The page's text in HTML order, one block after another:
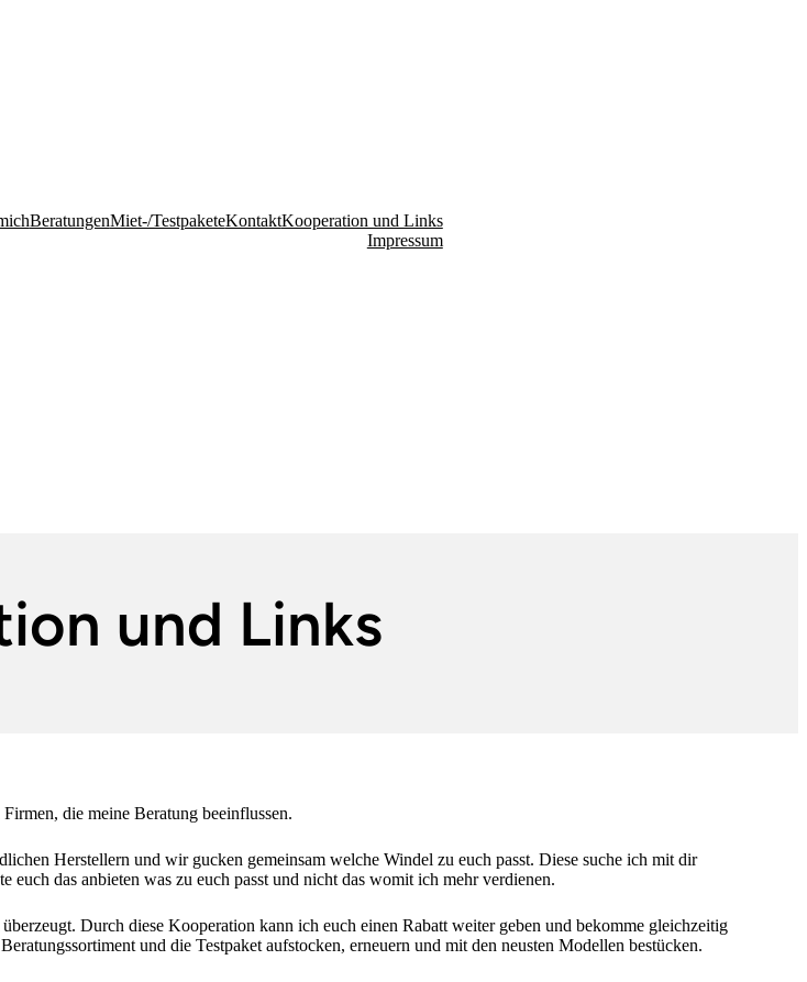
BeratungenMiet-/TestpaketeKontaktKooperation und Links
Impressum
und Links
die meine Beratung beeinflussen.
Herstellern und wir gucken gemeinsam welche Windel zu euch passt. Diese suche ich mit dir
das anbieten was zu euch passt und nicht das womit ich mehr verdienen.
Durch diese Kooperation kann ich euch einen Rabatt weiter geben und bekomme gleichzeitig
und die Testpaket aufstocken, erneuern und mit den neusten Modellen bestücken.